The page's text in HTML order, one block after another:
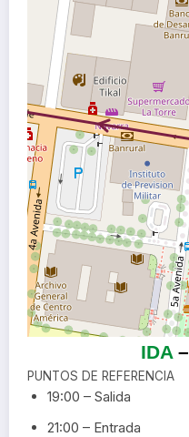
IDA–
PUNTOS DE REFERENCIA
19:00 – Salida
21:00 – Entrada